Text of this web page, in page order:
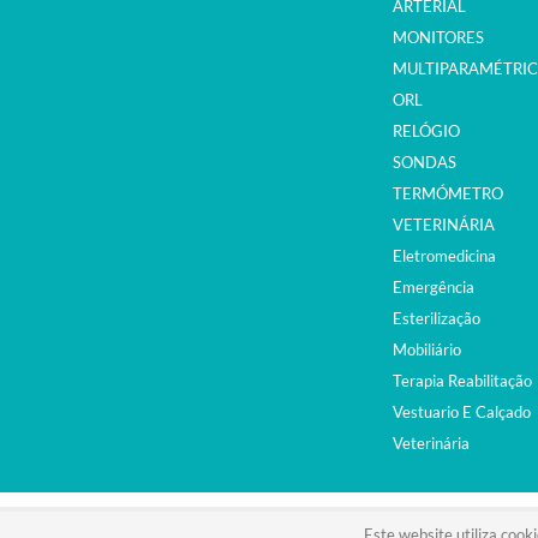
ARTERIAL
MONITORES
ORL
RELÓGIO
SONDAS
TERMÓMETRO
VETERINÁRIA
Eletromedicina
Emergência
Esterilização
Mobiliário
Terapia Reabilitação
Vestuario E Calçado
Veterinária